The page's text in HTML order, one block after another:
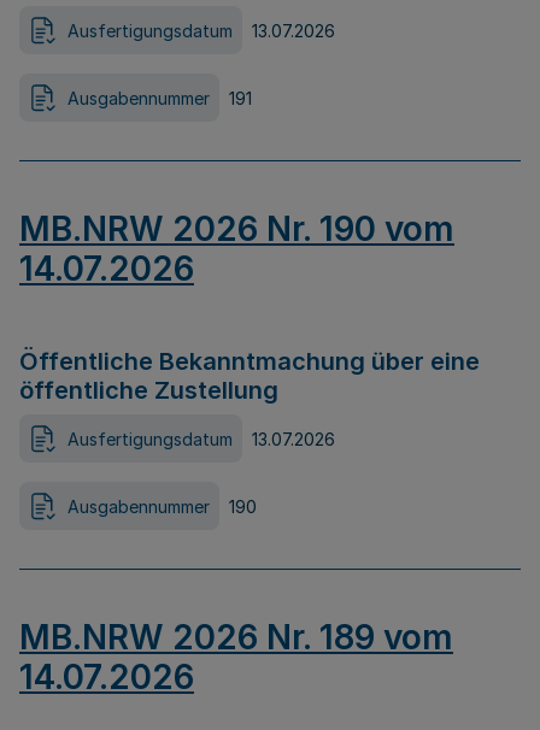
Ausfertigungsdatum 13.07.2026
Ausgabennummer 191
MB.NRW 2026 Nr. 190 vom
14.07.2026
Öffentliche Bekanntmachung über eine
öffentliche Zustellung
Ausfertigungsdatum 13.07.2026
Ausgabennummer 190
MB.NRW 2026 Nr. 189 vom
14.07.2026